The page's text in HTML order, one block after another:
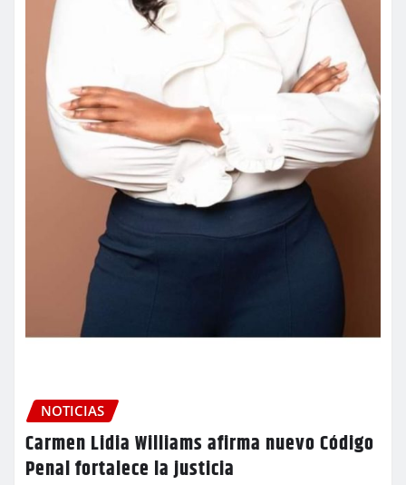
NOTICIAS
Carmen Lidia Williams afirma nuevo Código
Penal fortalece la justicia